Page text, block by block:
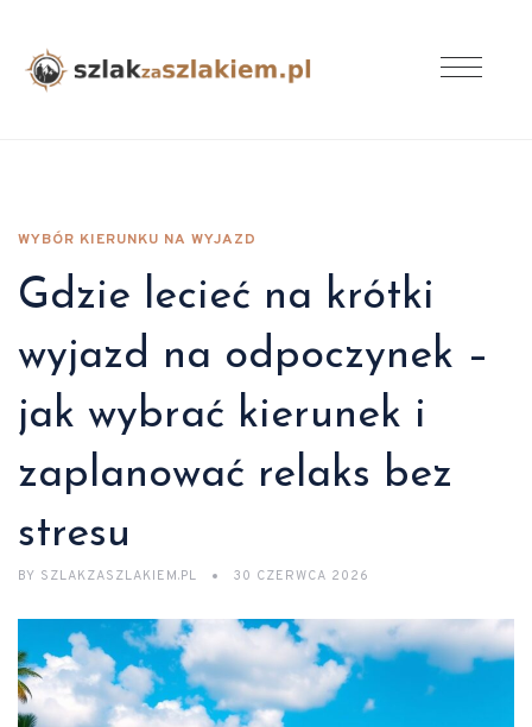
WYBÓR KIERUNKU NA WYJAZD
Gdzie lecieć na krótki
wyjazd na odpoczynek –
jak wybrać kierunek i
zaplanować relaks bez
stresu
BY SZLAKZASZLAKIEM.PL 30 CZERWCA 2026